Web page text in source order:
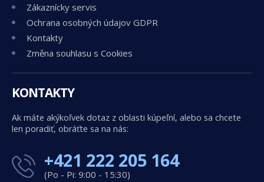
Zákaznícky servis
Ochrana osobných údajov GDPR
Kontakty
Změna souhlasu s Cookies
KONTAKTY
Ak máte akýkoľvek dotaz z oblasti kúpeľní, alebo sa chcete
len poradiť, obráťte sa na nás:
+421 222 205 164
(Po - Pi: 9:00 - 15:30)